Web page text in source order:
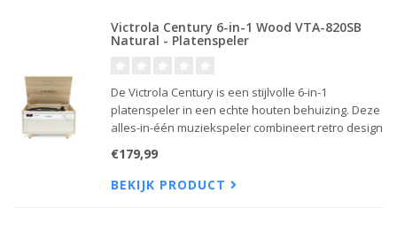
Victrola Century 6-in-1 Wood VTA-820SB
Natural - Platenspeler
De Victrola Century is een stijlvolle 6-in-1
platenspeler in een echte houten behuizing. Deze
alles-in-één muziekspeler combineert retro design
cassettebandjes en muziek via Bluetooth of aux-
in.
€179,99
BEKIJK PRODUCT